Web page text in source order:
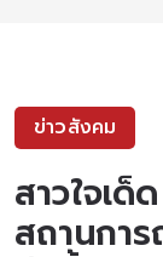
ข่าวสังคม
สาวใจเด็
สถานกา